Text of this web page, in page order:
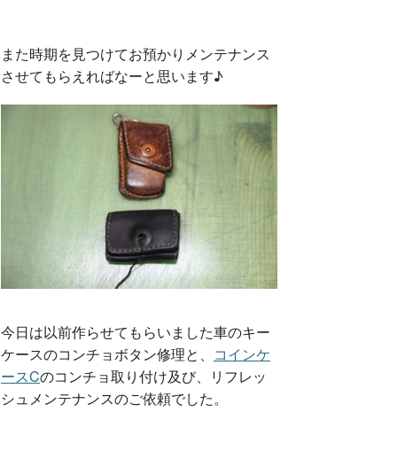
また時期を見つけてお預かりメンテナンス
させてもらえればなーと思います♪
今日は以前作らせてもらいました車のキー
ケースのコンチョボタン修理と、 コインケ
ースCのコンチョ取り付け及び、リフレッ
シュメンテナンスのご依頼でした。